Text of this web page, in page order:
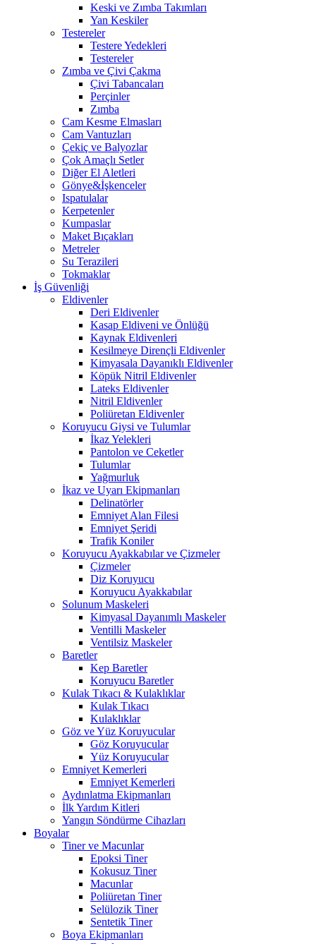
Keski ve Zımba Takımları
Yan Keskiler
Testereler
Testere Yedekleri
Testereler
Zımba ve Çivi Çakma
Çivi Tabancaları
Perçinler
Zımba
Cam Kesme Elmasları
Cam Vantuzları
Çekiç ve Balyozlar
Çok Amaçlı Setler
Diğer El Aletleri
Gönye&İşkenceler
Ispatulalar
Kerpetenler
Kumpaslar
Maket Bıçakları
Metreler
Su Terazileri
Tokmaklar
İş Güvenliği
Eldivenler
Deri Eldivenler
Kasap Eldiveni ve Önlüğü
Kaynak Eldivenleri
Kesilmeye Dirençli Eldivenler
Kimyasala Dayanıklı Eldivenler
Köpük Nitril Eldivenler
Lateks Eldivenler
Nitril Eldivenler
Poliüretan Eldivenler
Koruyucu Giysi ve Tulumlar
İkaz Yelekleri
Pantolon ve Ceketler
Tulumlar
Yağmurluk
İkaz ve Uyarı Ekipmanları
Delinatörler
Emniyet Alan Filesi
Emniyet Şeridi
Trafik Koniler
Koruyucu Ayakkabılar ve Çizmeler
Çizmeler
Diz Koruyucu
Koruyucu Ayakkabılar
Solunum Maskeleri
Kimyasal Dayanımlı Maskeler
Ventilli Maskeler
Ventilsiz Maskeler
Baretler
Kep Baretler
Koruyucu Baretler
Kulak Tıkacı & Kulaklıklar
Kulak Tıkacı
Kulaklıklar
Göz ve Yüz Koruyucular
Göz Koruyucular
Yüz Koruyucular
Emniyet Kemerleri
Emniyet Kemerleri
Aydınlatma Ekipmanları
İlk Yardım Kitleri
Yangın Söndürme Cihazları
Boyalar
Tiner ve Macunlar
Epoksi Tiner
Kokusuz Tiner
Macunlar
Poliüretan Tiner
Selülozik Tiner
Sentetik Tiner
Boya Ekipmanları